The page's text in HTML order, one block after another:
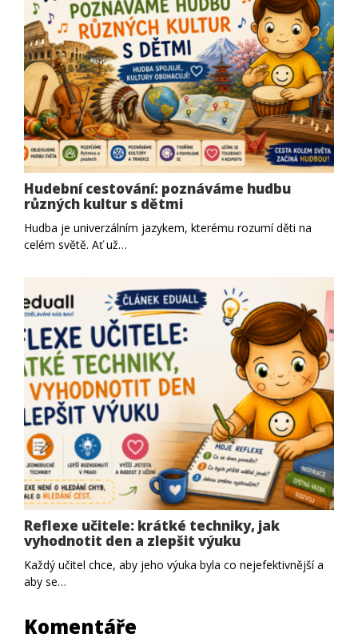
Hudební cestování: poznáváme hudbu
různých kultur s dětmi
Hudba je univerzálním jazykem, kterému rozumí děti na
celém světě. Ať už…
Reflexe učitele: krátké techniky, jak
vyhodnotit den a zlepšit výuku
Každý učitel chce, aby jeho výuka byla co nejefektivnější a
aby se…
Komentáře